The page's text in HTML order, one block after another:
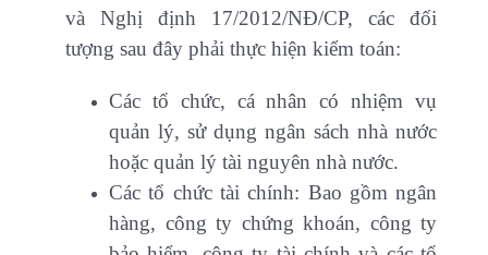
và Nghị định 17/2012/NĐ/CP, các đối
tượng sau đây phải thực hiện kiểm toán:
Các tổ chức, cá nhân có nhiệm vụ
quản lý, sử dụng ngân sách nhà nước
hoặc quản lý tài nguyên nhà nước.
Các tổ chức tài chính: Bao gồm ngân
hàng, công ty chứng khoán, công ty